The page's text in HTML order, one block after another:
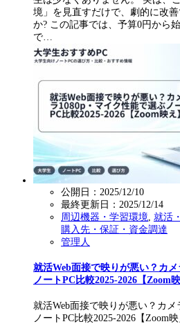
境」を見直すだけで、劇的に改
か? この記事では、予算0円から
で…
公開日：2025/12/10
最終更新日： 2025/12/14
周辺機器・学習環境, 就活
購入先・保証・資金調達
管理人
就活Web面接で映りが悪い？カ
ノートPC比較2025-2026【Zoom映
就活Web面接で映りが悪い？カ
ノートPC比較2025-2026【Zoom